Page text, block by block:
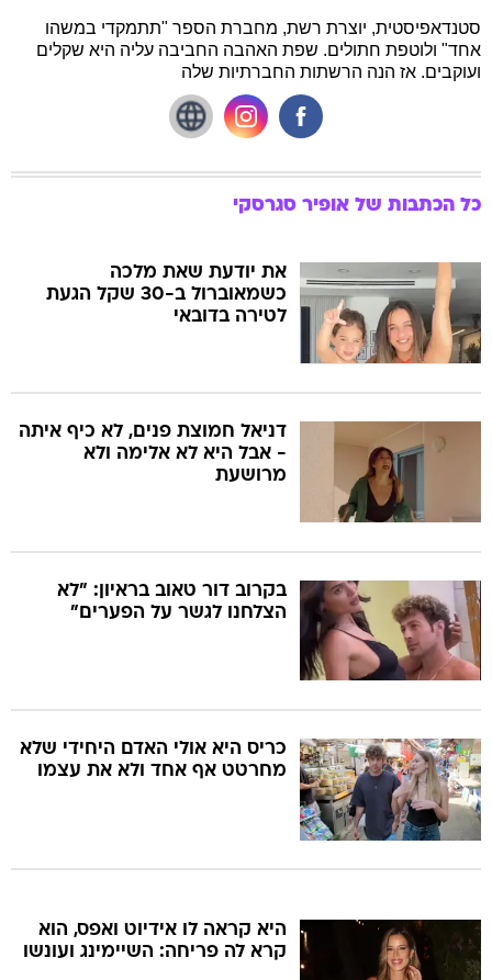
סטנדאפיסטית, יוצרת רשת, מחברת הספר "תתמקדי במשהו
אחד" ולוטפת חתולים. שפת האהבה החביבה עליה היא שקלים
ועוקבים. אז הנה הרשתות החברתיות שלה
כל הכתבות של אופיר סגרסקי
את יודעת שאת מלכה
כשמאוברול ב-30 שקל הגעת
לטירה בדובאי
דניאל חמוצת פנים, לא כיף איתה
- אבל היא לא אלימה ולא
מרושעת
בקרוב דור טאוב בראיון: "לא
הצלחנו לגשר על הפערים"
כריס היא אולי האדם היחידי שלא
מחרטט אף אחד ולא את עצמו
היא קראה לו אידיוט ואפס, הוא
קרא לה פריחה: השיימינג ועונשו